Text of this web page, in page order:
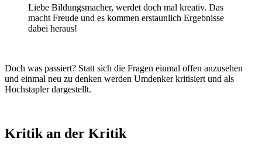
Liebe Bildungsmacher, werdet doch mal kreativ. Das
macht Freude und es kommen erstaunlich Ergebnisse
dabei heraus!
Doch was passiert? Statt sich die Fragen einmal offen anzusehen
und einmal neu zu denken werden Umdenker kritisiert und als
Hochstapler dargestellt.
Kritik an der Kritik